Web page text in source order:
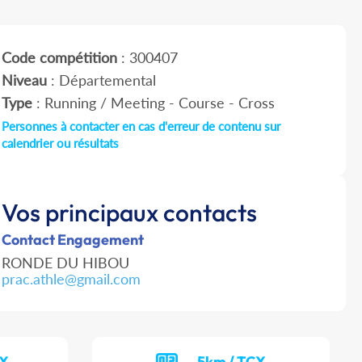
Code compétition: 300407
Niveau: Départemental
Type: Running / Meeting - Course - Cross
Personnes à contacter en cas d'erreur de contenu sur
calendrier ou résultats
Vos principaux contacts
Contact Engagement
RONDE DU HIBOU
prac.athle@gmail.com